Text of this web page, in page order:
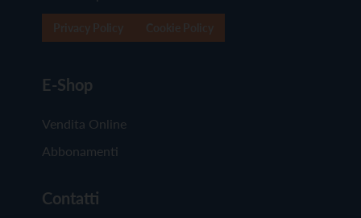
E-Shop
Vendita Online
Abbonamenti
Contatti